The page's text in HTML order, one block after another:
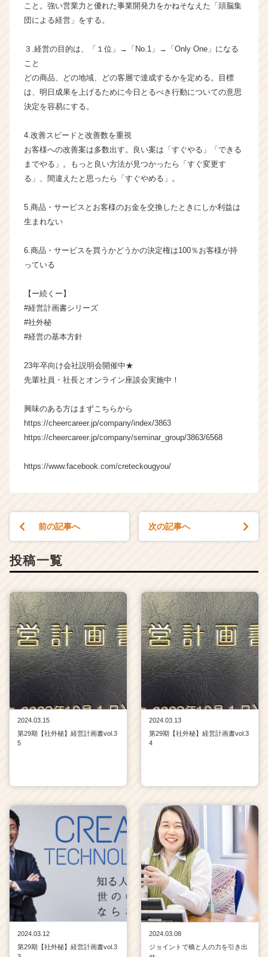
ト
が
く
サ
イ
ア
キ
リ
ア
h
r
こと。強い営業力と優れた事業開発力をかねそなえた「頭脳集
団による経営」をする。
３.経営の目的は、「１位」→「No.1」→「Only One」になる
こと
どの商品、どの地域、どの客層で達成するかを定める。目標
は、明日成果を上げるために今日とるべき行動についての意思
決定を容易にする。
4.改善スピードと改善数を重視
お客様への改善案は多数出す。良い案は「すぐやる」「できる
までやる」。もっと良い方法が見つかったら「すぐ変更す
る」、間違えたと思ったら「すぐやめる」。
5.商品・サービスとお客様のお金を交換したときにしか利益は
生まれない
6.商品・サービスを買うかどうかの決定権は100％お客様が持
っている
【ー続くー】
#経営計画書シリーズ
#社外秘
#経営の基本方針
23年卒向け会社説明会開催中★
先輩社員・社長とオンライン座談会実施中！
興味のある方はまずこちらから
https://cheercareer.jp/company/index/3863
https://cheercareer.jp/company/seminar_group/3863/6568
https://www.facebook.com/creteckougyou/
前の記事へ 次の記事へ
投稿一覧
2024.03.15
第29期【社外秘】経営計画書vol.3
5
2024.03.13
第29期【社外秘】経営計画書vol.3
4
2024.03.12
第29期【社外秘】経営計画書vol.3
2024.03.08
ジョイントで橋と人の力を引き出